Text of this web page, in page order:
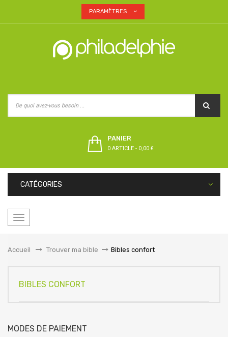
PARAMÈTRES
PANIER
0 ARTICLE - 0,00 €
CATÉGORIES
Basculer
Accueil
&gt;Trouver ma bible > Bibles confort
BIBLES CONFORT
MODES DE PAIEMENT